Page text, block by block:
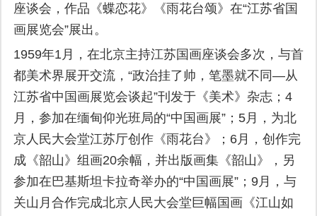
座谈会，作品《蝶恋花》《雨花台颂》在“江苏省国
画展览会”展出。
1959年1月，在北京主持江苏国画座谈会多次，与首
都美术界展开交流，“政治挂了帅，笔墨就不同—从
江苏省中国画展览会谈起”刊发于《美术》杂志；4
月，参加在缅甸仰光班局的“中国画展”；5月，为北
京人民大会堂江苏厅创作《雨花台》；6月，创作完
成《韶山》组画20余幅，并出版画集《韶山》，另
参加在巴基斯坦卡拉奇举办的“中国画展”；9月，与
关山月合作完成北京人民大会堂巨幅国画《江山如